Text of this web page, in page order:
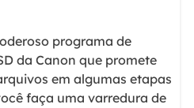
programa de
da Canon que promete
em algumas etapas
faça uma varredura de